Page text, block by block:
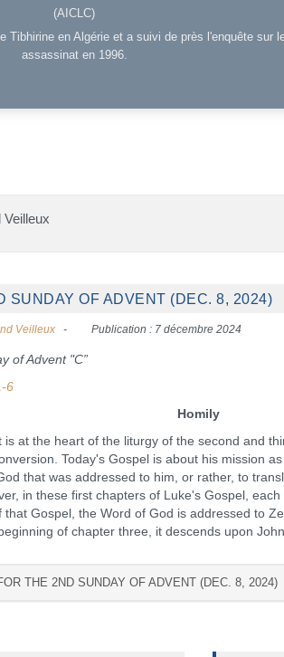
(AICLC)
Tibhirine en Algérie et a suivi de près l'enquête sur
assassinat en 1996.
SUNDAY OF ADVENT (DEC. 8, 2024)
Veilleux Publication : 7 décembre 2024
of Advent "C”
6
Homily
at the heart of the liturgy of the second and
Today's Gospel is about his mission
that was addressed to him, or rather, to
in these first chapters of Luke's Gospel,
Gospel, the Word of God is addressed to
of chapter three, it descends upon
THE 2ND SUNDAY OF ADVENT (DEC. 8, 2024)